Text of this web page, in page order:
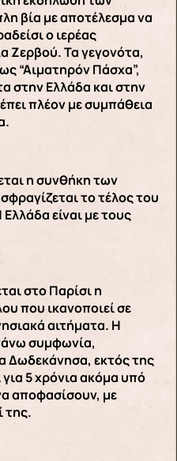
βία με αποτέλεσμα να
ο ιερέας
Ζερβού. Τα γεγονότα,
“Αιματηρόν Πάσχα”,
στην Ελλάδα και στην
πλέον με συμπάθεια
η συνθήκη των
το τέλος του
είναι με τους
στο Παρίσι η
που ικανοποιεί σε
αιτήματα. Η
συμφωνία,
Δωδεκάνησα, εκτός της
5 χρόνια ακόμα υπό
αποφασίσουν, με
της.